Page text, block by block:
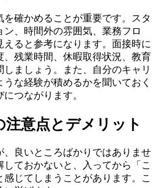
確かめることが重要です。スタ
、時間外の雰囲気、業務フロ
ると参考になります。面接時に
、残業時間、休暇取得状況、教育
ましょう。また、自分のキャリ
な経験が積めるかを聞いておく
つながります。
注意点とデメリット
、良いところばかりではありませ
ておかないと、入ってから「こ
じてしまうことがあります。こ